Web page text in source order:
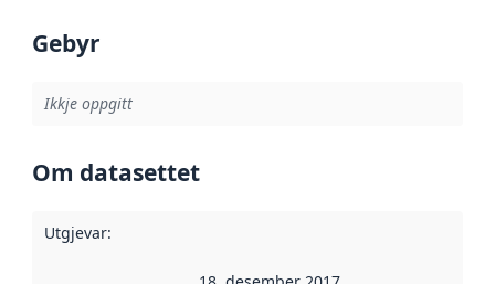
Gebyr
Ikkje oppgitt
Om datasettet
Utgjevar: